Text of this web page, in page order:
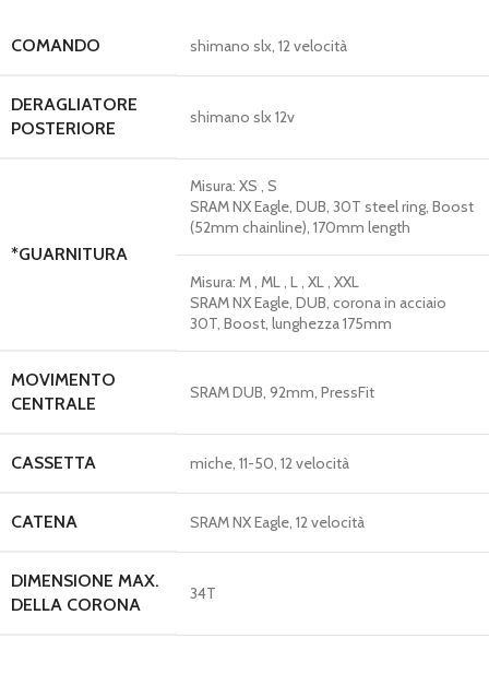
COMANDO shimano slx, 12 velocità
DERAGLIATORE
POSTERIORE
shimano slx 12v
*GUARNITURA
Misura: XS , S
SRAM NX Eagle, DUB, 30T steel ring, Boost
(52mm chainline), 170mm length
Misura: M , ML , L , XL , XXL
SRAM NX Eagle, DUB, corona in acciaio
30T, Boost, lunghezza 175mm
MOVIMENTO
CENTRALE
SRAM DUB, 92mm, PressFit
CASSETTA miche, 11-50, 12 velocità
CATENA SRAM NX Eagle, 12 velocità
DIMENSIONE MAX.
DELLA CORONA
34T